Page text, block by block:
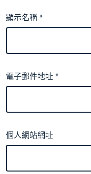
顯示名稱*
電子郵件地址*
個人網站網址